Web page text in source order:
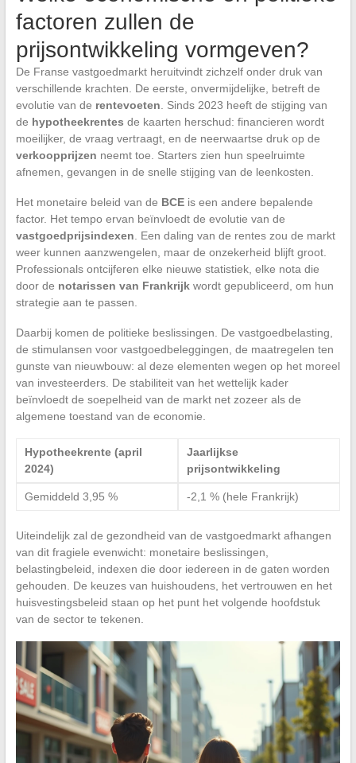
factoren zullen de
prijsontwikkeling vormgeven?
De Franse vastgoedmarkt heruitvindt zichzelf onder druk van
verschillende krachten. De eerste, onvermijdelijke, betreft de
evolutie van de rentevoeten . Sinds 2023 heeft de stijging van
de hypotheekrentes de kaarten herschud: financieren wordt
moeilijker, de vraag vertraagt, en de neerwaartse druk op de
verkoopprijzen neemt toe. Starters zien hun speelruimte
afnemen, gevangen in de snelle stijging van de leenkosten.
Het monetaire beleid van de BCEis een andere bepalende
factor. Het tempo ervan beïnvloedt de evolutie van de
vastgoedprijsindexen . Een daling van de rentes zou de markt
weer kunnen aanzwengelen, maar de onzekerheid blijft groot.
Professionals ontcijferen elke nieuwe statistiek, elke nota die
door de notarissen van Frankrijkwordt gepubliceerd, om hun
strategie aan te passen.
Daarbij komen de politieke beslissingen. De vastgoedbelasting,
de stimulansen voor vastgoedbeleggingen, de maatregelen ten
gunste van nieuwbouw: al deze elementen wegen op het moreel
van investeerders. De stabiliteit van het wettelijk kader
beïnvloedt de soepelheid van de markt net zozeer als de
algemene toestand van de economie.
Hypotheekrente (april
2024)
Jaarlijkse
prijsontwikkeling
Gemiddeld 3,95 % -2,1 % (hele Frankrijk)
Uiteindelijk zal de gezondheid van de vastgoedmarkt afhangen
van dit fragiele evenwicht: monetaire beslissingen,
belastingbeleid, indexen die door iedereen in de gaten worden
gehouden. De keuzes van huishoudens, het vertrouwen en het
huisvestingsbeleid staan op het punt het volgende hoofdstuk
van de sector te tekenen.